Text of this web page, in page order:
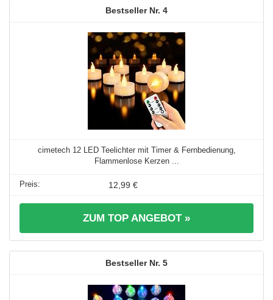
4
cimetech 12 LED Teelichter mit Timer & Fernbedienung,
Flammenlose Kerzen ...
12,99 €
ZUM TOP ANGEBOT »
5